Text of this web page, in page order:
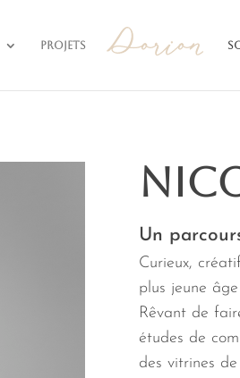
Projets
Un
Curieux,
plus jeune
Rêvant de
études de
des vitrines